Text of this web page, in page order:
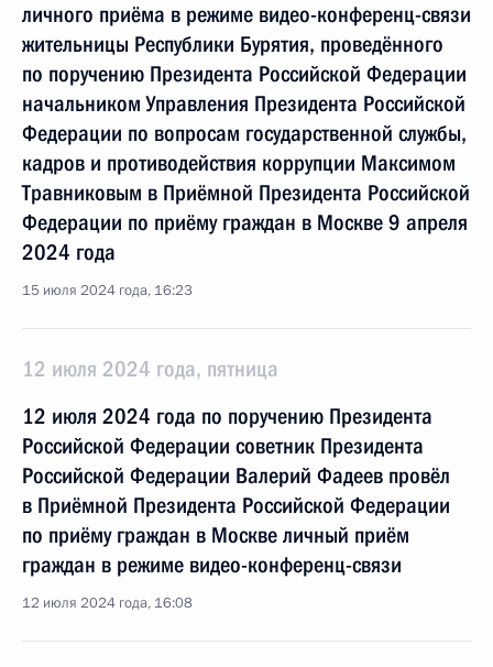
личного приёма в режиме видео-конференц-связи
жительницы Республики Бурятия, проведённого
по поручению Президента Российской Федерации
начальником Управления Президента Российской
Федерации по вопросам государственной службы,
кадров и противодействия коррупции Максимом
Травниковым в Приёмной Президента Российской
Федерации по приёму граждан в Москве 9 апреля
2024 года
15 июля 2024 года, 16:23
12 июля 2024 года, пятница
12 июля 2024 года по поручению Президента
Российской Федерации советник Президента
Российской Федерации Валерий Фадеев провёл
в Приёмной Президента Российской Федерации
по приёму граждан в Москве личный приём
граждан в режиме видео-конференц-связи
12 июля 2024 года, 16:08